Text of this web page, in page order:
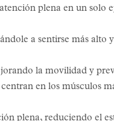
plena en un solo
a sentirse más alto
la movilidad y
en los músculos
plena, reduciendo el